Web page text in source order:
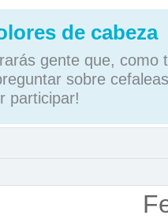
de cabeza
gente que, como
sobre
participar!